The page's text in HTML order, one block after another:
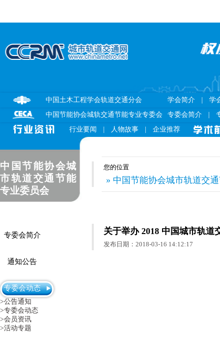
行业要闻 人物故事 企业推荐
中国节能协会城轨交通节能专业专委会 专委会简介
中国土木工程学会轨道交通分会 学会简介 学
中国节能协会城
市轨道交通节能
专业委员会
您的位置
» 中国节能协会城市轨道交
专委会简介
通知公告
专委会动态
>公告通知
>专委会动态
>会员资讯
>活动专题
关于举办 2018 中国城市轨
发布日期：2018-03-16 14:12:17